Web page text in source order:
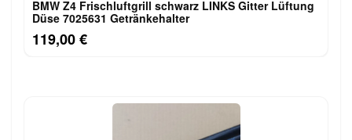
BMW Z4 Frischluftgrill schwarz LINKS Gitter Lüftung
Düse 7025631 Getränkehalter
119,00 €